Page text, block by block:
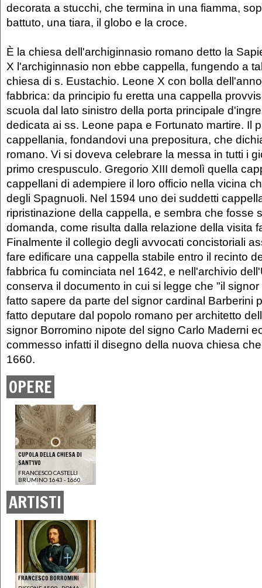
decorata a stucchi, che termina in una fiamma,
battuto, una tiara, il globo e la croce.
È la chiesa dell'archiginnasio romano detto la
X l'archiginnasio non ebbe cappella, fungendo a
chiesa di s. Eustachio. Leone X con bolla
fabbrica: da principio fu eretta una cappella
scuola dal lato sinistro della porta principale
dedicata ai ss. Leone papa e Fortunato martire. Il
cappellania, fondandovi una prepositura, che
romano. Vi si doveva celebrare la messa in tutti i
primo crespusculo. Gregorio XIII demolì quella
cappellani di adempiere il loro officio nella vicina
degli Spagnuoli. Nel 1594 uno dei suddetti
ripristinazione della cappella, e sembra che fosse
domanda, come risulta dalla relazione della visita
Finalmente il collegio degli avvocati concistoriali
fare edificare una cappella stabile entro il recinto
fabbrica fu cominciata nel 1642, e nell'archivio
conserva il documento in cui si legge che "il
fatto sapere da parte del signor cardinal Barberini
fatto deputare dal popolo romano per architetto
signor Borromino nipote del signo Carlo Maderni
commesso infatti il disegno della nuova chiesa
1660.
OPERE
CUPOLA DELLA CHIESA DI
SANT'IVO
FRANCESCO CASTELLI
BRUMINO 1643 - 1660
ARTISTI
FRANCESCO BORROMINI